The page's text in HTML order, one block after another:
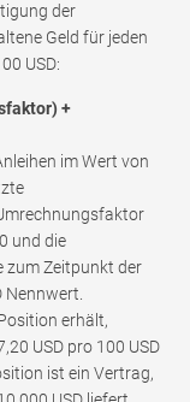
der
Geld für jeden
USD:
+
im Wert von
und die
zum Zeitpunkt der
Nennwert.
erhält,
USD pro 100 USD
ist ein Vertrag,